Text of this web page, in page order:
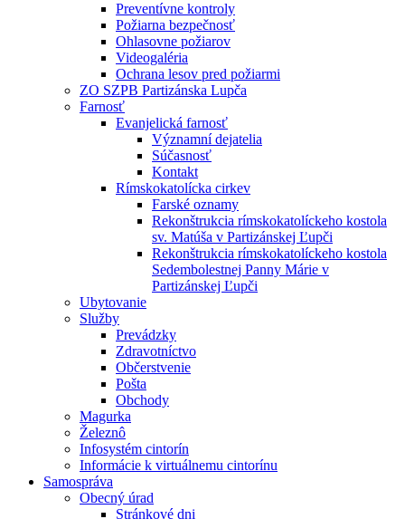
Preventívne kontroly
Požiarna bezpečnosť
Ohlasovne požiarov
Videogaléria
Ochrana lesov pred požiarmi
ZO SZPB Partizánska Lupča
Farnosť
Evanjelická farnosť
Významní dejatelia
Súčasnosť
Kontakt
Rímskokatolícka cirkev
Farské oznamy
Rekonštrukcia rímskokatolíckeho kostola
sv. Matúša v Partizánskej Ľupči
Rekonštrukcia rímskokatolíckeho kostola
Sedembolestnej Panny Márie v
Partizánskej Ľupči
Ubytovanie
Služby
Prevádzky
Zdravotníctvo
Občerstvenie
Pošta
Obchody
Magurka
Železnô
Infosystém cintorín
Informácie k virtuálnemu cintorínu
Samospráva
Obecný úrad
Stránkové dni